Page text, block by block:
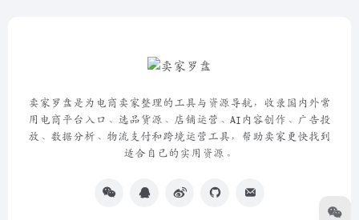
卖家罗盘是为电商卖家整理的工具与资源导航，收录国内外常
用电商平台入口、选品货源、店铺运营、AI内容创作、广告投
放、数据分析、物流支付和跨境运营工具，帮助卖家更快找到
适合自己的实用资源。